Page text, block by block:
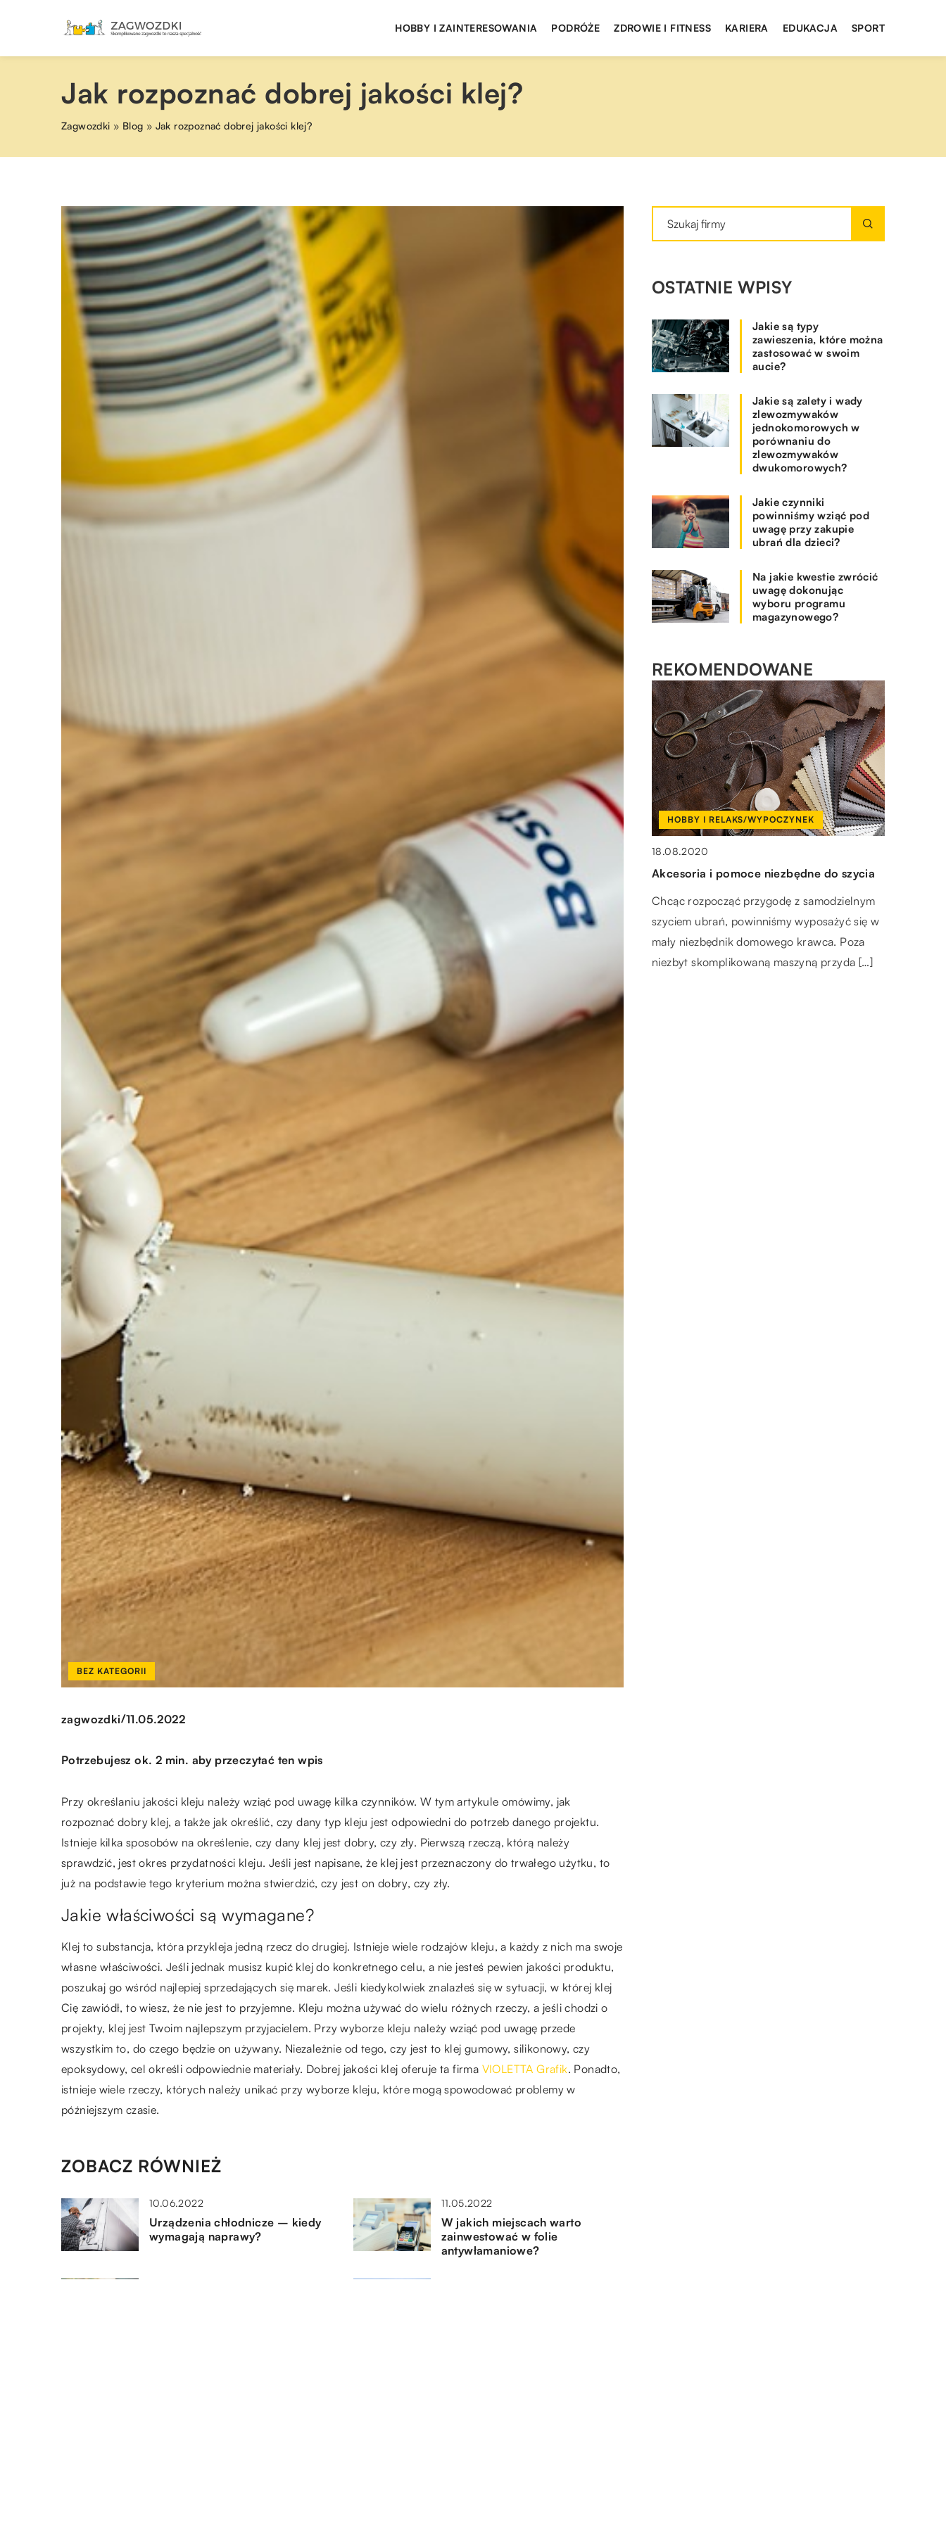
HOBBY I ZAINTERESOWANIA PODRÓŻE ZDROWIE I FITNESS KARIERA EDUKACJA SPORT
Jak rozpoznać dobrej jakości klej?
Zagwozdki » Blog » Jak rozpoznać dobrej jakości klej?
BEZ KATEGORII
zagwozdki/11.05.2022
Potrzebujesz ok. 2 min. aby przeczytać ten wpis
Przy określaniu jakości kleju należy wziąć pod uwagę kilka czynników. W tym artykule omówimy, jak
rozpoznać dobry klej, a także jak określić, czy dany typ kleju jest odpowiedni do potrzeb danego projektu.
Istnieje kilka sposobów na określenie, czy dany klej jest dobry, czy zły. Pierwszą rzeczą, którą należy
sprawdzić, jest okres przydatności kleju. Jeśli jest napisane, że klej jest przeznaczony do trwałego użytku, to
już na podstawie tego kryterium można stwierdzić, czy jest on dobry, czy zły.
Jakie właściwości są wymagane?
Klej to substancja, która przykleja jedną rzecz do drugiej. Istnieje wiele rodzajów kleju, a każdy z nich ma swoje
własne właściwości. Jeśli jednak musisz kupić klej do konkretnego celu, a nie jesteś pewien jakości produktu,
poszukaj go wśród najlepiej sprzedających się marek. Jeśli kiedykolwiek znalazłeś się w sytuacji, w której klej
Cię zawiódł, to wiesz, że nie jest to przyjemne. Kleju można używać do wielu różnych rzeczy, a jeśli chodzi o
projekty, klej jest Twoim najlepszym przyjacielem. Przy wyborze kleju należy wziąć pod uwagę przede
wszystkim to, do czego będzie on używany. Niezależnie od tego, czy jest to klej gumowy, silikonowy, czy
epoksydowy, cel określi odpowiednie materiały. Dobrej jakości klej oferuje ta firma VIOLETTA Grafik. Ponadto,
istnieje wiele rzeczy, których należy unikać przy wyborze kleju, które mogą spowodować problemy w
późniejszym czasie.
ZOBACZ RÓWNIEŻ
10.06.2022
Urządzenia chłodnicze – kiedy
wymagają naprawy?
11.05.2022
W jakich miejscach warto
zainwestować w folie
antywłamaniowe?
OSTATNIE WPISY
Jakie są typy
zawieszenia, które można
zastosować w swoim
aucie?
Jakie są zalety i wady
zlewozmywaków
jednokomorowych w
porównaniu do
zlewozmywaków
dwukomorowych?
Jakie czynniki
powinniśmy wziąć pod
uwagę przy zakupie
ubrań dla dzieci?
Na jakie kwestie zwrócić
uwagę dokonując
wyboru programu
magazynowego?
REKOMENDOWANE
SPOSÓB ŻYCIA I STYL
Znajomość i umiejętność posługiwania się
językiem obcym jest niezwykle przydatna, tak
w pracy, jak i w codziennym życiu. Wiele
HOBBY I RELAKS/WYPOCZYNEK
18.08.2020
Akcesoria i pomoce niezbędne do szycia
Chcąc rozpocząć przygodę z samodzielnym
szyciem ubrań, powinniśmy wyposażyć się w
mały niezbędnik domowego krawca. Poza
niezbyt skomplikowaną maszyną przyda […]
SPOSÓB ŻYCIA I STYL
07.10.2022
Prezent dla właściciela psa – Co wybrać?
Psy są najlepszym przyjacielem człowieka.
Potrafią być bardzo lojalne, ochronne i czułe.
Jeśli masz psa, wiesz, jak wiele radości daje
[…]